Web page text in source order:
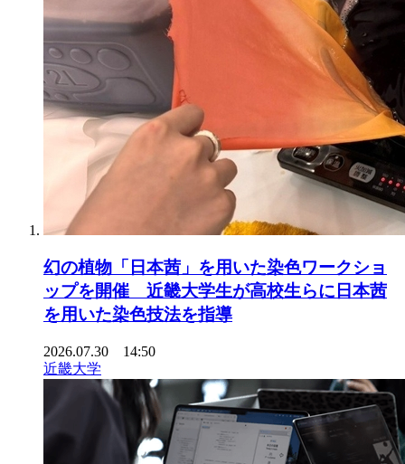
幻の植物「日本茜」を用いた染色ワークショ
ップを開催 近畿大学生が高校生らに日本茜
を用いた染色技法を指導
2026.07.30 14:50
近畿大学